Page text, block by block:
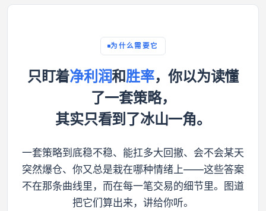
为什么需要它
只盯着净利润和胜率，你以为读懂
了一套策略，
其实只看到了冰山一角。
一套策略到底稳不稳、能扛多大回撤、会不会某天
突然爆仓、你又总是栽在哪种情绪上——这些答案
不在那条曲线里，而在每一笔交易的细节里。图道
把它们算出来，讲给你听。